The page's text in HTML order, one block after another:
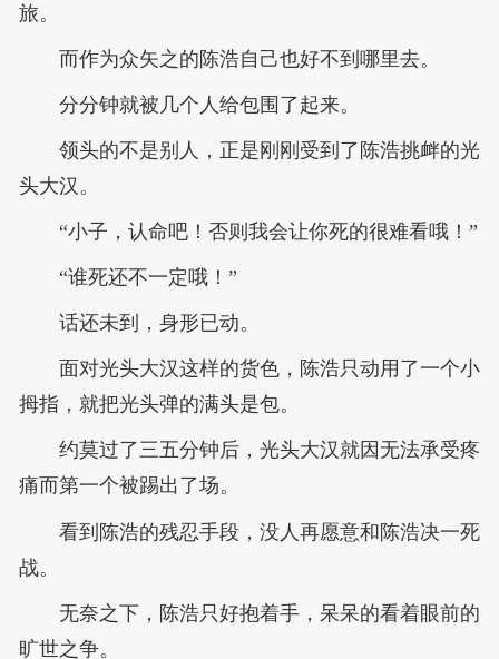
旅。
而作为众矢之的陈浩自己也好不到哪里去。
分分钟就被几个人给包围了起来。
领头的不是别人，正是刚刚受到了陈浩挑衅的光
头大汉。
“小子，认命吧！否则我会让你死的很难看哦！”
“谁死还不一定哦！”
话还未到，身形已动。
面对光头大汉这样的货色，陈浩只动用了一个小
拇指，就把光头弹的满头是包。
约莫过了三五分钟后，光头大汉就因无法承受疼
痛而第一个被踢出了场。
看到陈浩的残忍手段，没人再愿意和陈浩决一死
战。
无奈之下，陈浩只好抱着手，呆呆的看着眼前的
旷世之争。